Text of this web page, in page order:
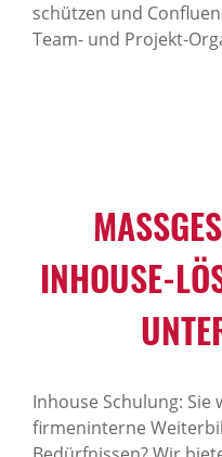
schützen und
Team- und Projekt-
NHOUSE-
Inhouse Schulung: Sie
firmeninterne